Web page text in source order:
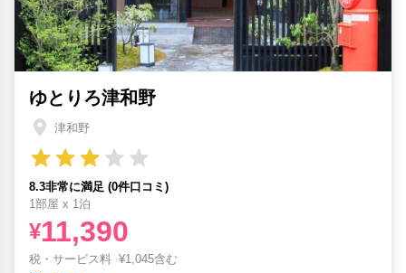
ゆとりろ津和野
津和野
8.3非常に満足 (0件口コミ)
1部屋 x 1泊
¥11,390
税・サービス料 ¥1,045含む